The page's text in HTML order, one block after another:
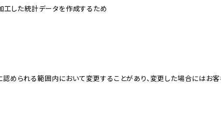
工した統計データを作成するため
められる範囲内において変更することがあり、変更した場合にはお